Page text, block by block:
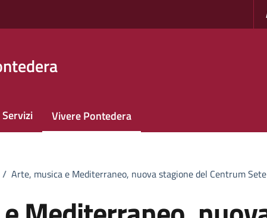
Servizi Vivere Pontedera
/ Arte, musica e Mediterraneo, nuova stagione del Centrum